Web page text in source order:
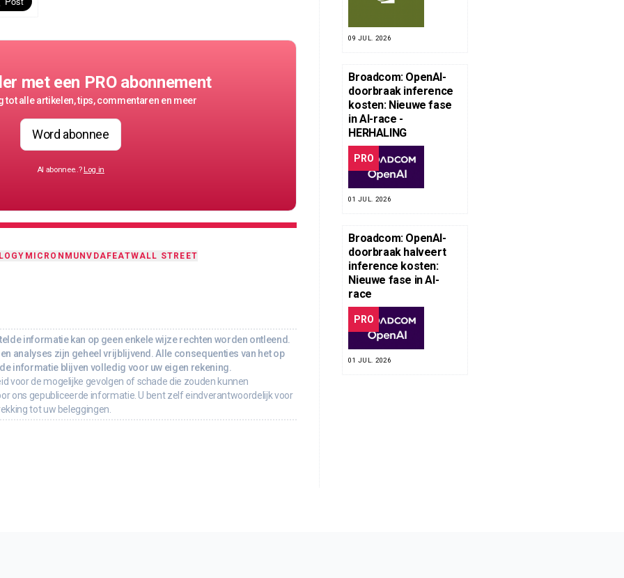
met een PRO abonnement
tot alle artikelen, tips, commentaren en meer
Word abonnee
Al abonnee..? Log in
MICRON MU NVDA FEATWALL STREET
informatie kan op geen enkele wijze rechten worden ontleend.
analyses zijn geheel vrijblijvend. Alle consequenties van het op
informatie blijven volledig voor uw eigen rekening.
voor de mogelijke gevolgen of schade die zouden kunnen
ons gepubliceerde informatie. U bent zelf eindverantwoordelijk voor
tot uw beleggingen.
09 JUL. 2026
Broadcom: OpenAI-
doorbraak inference
kosten: Nieuwe fase
in AI-race -
HERHALING
PRO
01 JUL. 2026
Broadcom: OpenAI-
doorbraak halveert
inference kosten:
Nieuwe fase in AI-
race
PRO
01 JUL. 2026